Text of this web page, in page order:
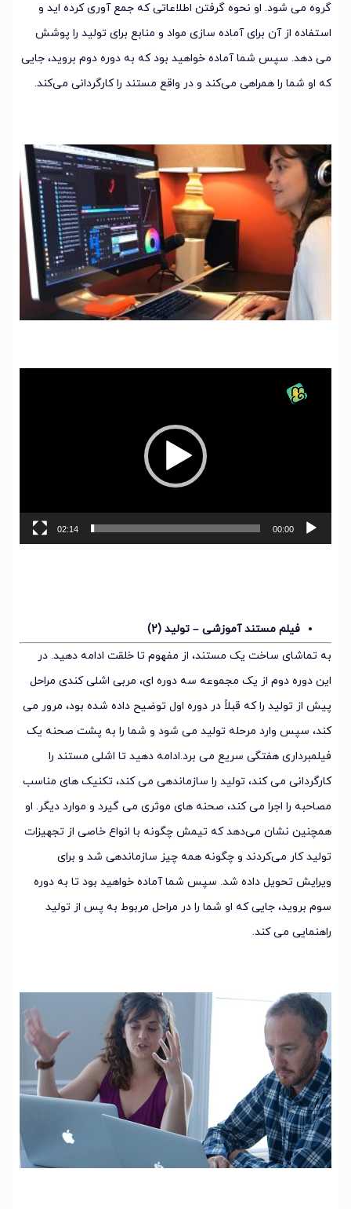
گروه می شود. او نحوه گرفتن اطلاعاتی که جمع آوری کرده اید و
استفاده از آن برای آماده سازی مواد و منابع برای تولید را پوشش
می دهد. سپس شما آماده خواهید بود که به دوره دوم بروید، جایی
که او شما را همراهی می‌کند و در واقع مستند را کارگردانی می‌کند.
نمایشگر
00:00
02:14
فیلم مستند آموزشی – تولید (2)
به تماشای ساخت یک مستند، از مفهوم تا خلقت ادامه دهید. در
این دوره دوم از یک مجموعه سه دوره ای، مربی اشلی کندی مراحل
پیش از تولید را که قبلاً در دوره اول توضیح داده شده بود، مرور می
کند، سپس وارد مرحله تولید می شود و شما را به پشت صحنه یک
فیلمبرداری هفتگی سریع می برد.ادامه دهید تا اشلی مستند را
کارگردانی می کند، تولید را سازماندهی می کند، تکنیک های مناسب
مصاحبه را اجرا می کند، صحنه های موثری می گیرد و موارد دیگر. او
همچنین نشان می‌دهد که تیمش چگونه با انواع خاصی از تجهیزات
تولید کار می‌کردند و چگونه همه چیز سازماندهی شد و برای
ویرایش تحویل داده شد. سپس شما آماده خواهید بود تا به دوره
سوم بروید، جایی که او شما را در مراحل مربوط به پس از تولید
راهنمایی می کند.